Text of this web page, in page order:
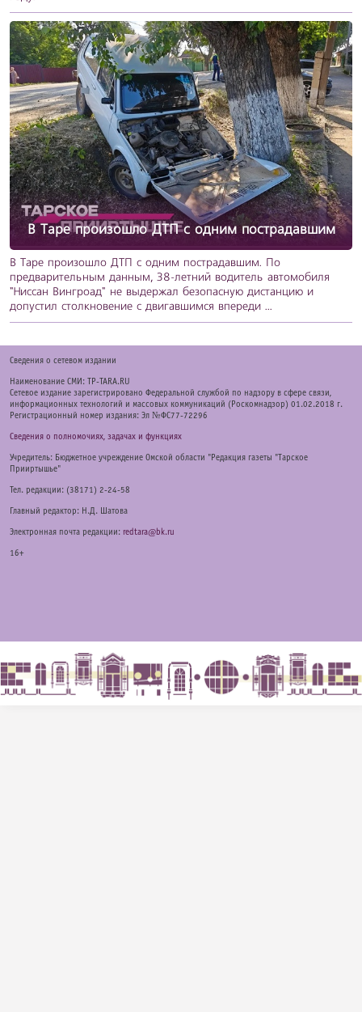
В Таре произошло ДТП с одним пострадавшим
В Таре произошло ДТП с одним пострадавшим. По
предварительным данным, 38-летний водитель автомобиля
"Ниссан Вингроад" не выдержал безопасную дистанцию и
допустил столкновение с двигавшимся впереди ...
Cведения о сетевом издании
Наименование СМИ: TP-TARA.RU
Сетевое издание зарегистрировано Федеральной службой по надзору в сфере связи,
информационных технологий и массовых коммуникаций (Роскомнадзор) 01.02.2018 г.
Регистрационный номер издания: Эл №ФС77-72296
Сведения о полномочиях, задачах и функциях
Учредитель: Бюджетное учреждение Омской области "Редакция газеты "Тарское
Прииртышье"
Тел. редакции: (38171) 2-24-58
Главный редактор: Н.Д. Шатова
Электронная почта редакции: redtara@bk.ru
16+